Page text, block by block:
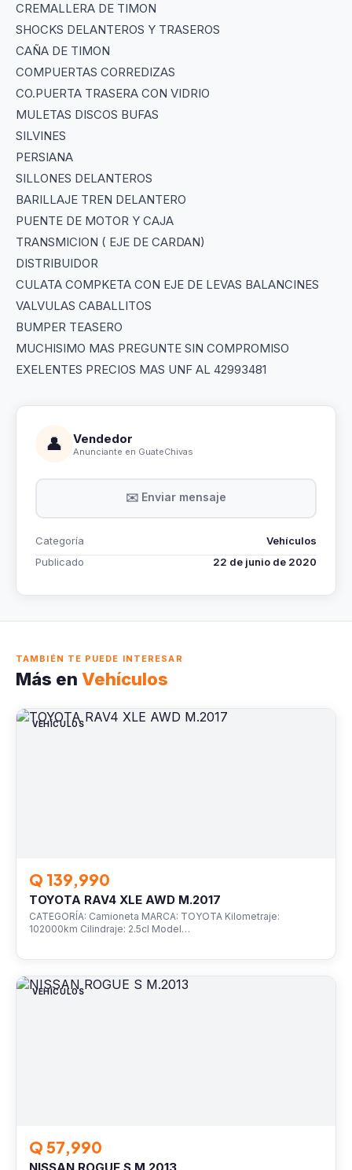
CREMALLERA DE TIMON
SHOCKS DELANTEROS Y TRASEROS
CAÑA DE TIMON
COMPUERTAS CORREDIZAS
CO.PUERTA TRASERA CON VIDRIO
MULETAS DISCOS BUFAS
SILVINES
PERSIANA
SILLONES DELANTEROS
BARILLAJE TREN DELANTERO
PUENTE DE MOTOR Y CAJA
TRANSMICION ( EJE DE CARDAN)
DISTRIBUIDOR
CULATA COMPKETA CON EJE DE LEVAS BALANCINES
VALVULAS CABALLITOS
BUMPER TEASERO
MUCHISIMO MAS PREGUNTE SIN COMPROMISO
EXELENTES PRECIOS MAS UNF AL 42993481
👤 Vendedor
Anunciante en GuateChivas
✉️ Enviar mensaje
Categoría
Vehículos
Publicado
22 de junio de 2020
TAMBIÉN TE PUEDE INTERESAR
Más en Vehículos
VEHÍCULOS
Q 139,990
TOYOTA RAV4 XLE AWD M.2017
CATEGORÍA: Camioneta MARCA: TOYOTA Kilometraje:
102000km Cilindraje: 2.5cl Model…
VEHÍCULOS
Q 57,990